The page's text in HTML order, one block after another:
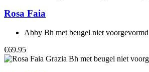
Rosa Faia
Abby Bh met beugel niet voorgevormd
€69.95